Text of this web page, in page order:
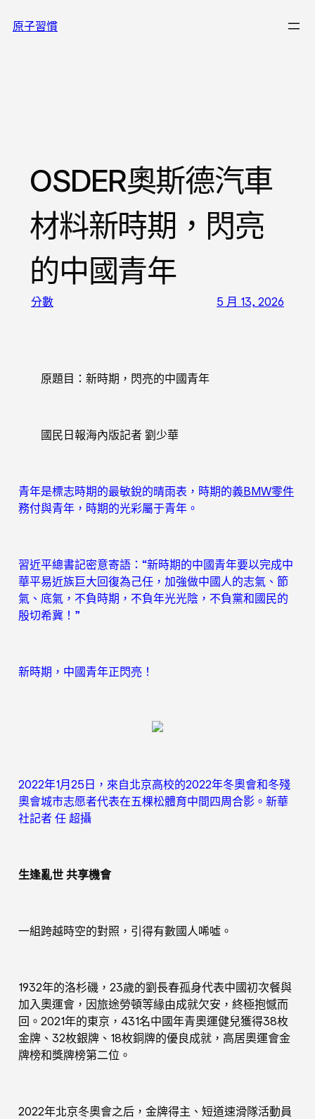
至原子習慣
OSDER奧斯德汽車
材料新時期，閃亮
的中國青年
分數 5 月 13, 2026
原題目：新時期，閃亮的中國青年
國民日報海內版記者 劉少華
青年是標志時期的最敏銳的晴雨表，時期的義BMW零件
務付與青年，時期的光彩屬于青年。
習近平總書記密意寄語：“新時期的中國青年要以完成中
華平易近族巨大回復為己任，加強做中國人的志氣、節
氣、底氣，不負時期，不負年光光陰，不負黨和國民的
殷切希冀！”
新時期，中國青年正閃亮！
2022年1月25日，來自北京高校的2022年冬奧會和冬殘
奧會城市志愿者代表在五棵松體育中間四周合影。新華
社記者 任 超攝
生逢亂世 共享機會
一組跨越時空的對照，引得有數國人唏噓。
1932年的洛杉磯，23歲的劉長春孤身代表中國初次餐與
加入奧運會，因旅途勞頓等緣由成就欠安，終極抱憾而
回。2021年的東京，431名中國年青奧運健兒獲得38枚
金牌、32枚銀牌、18枚銅牌的優良成就，高居奧運會金
牌榜和獎牌榜第二位。
2022年北京冬奧會之后，金牌得主、短道速滑隊活動員